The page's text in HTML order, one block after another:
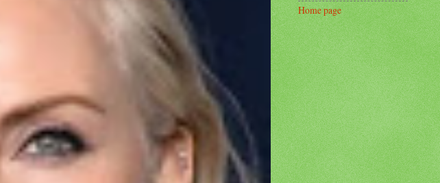
Home page